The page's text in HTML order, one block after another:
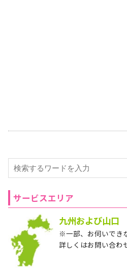
サービスエリア
九州および山口
※一部、お伺いでき
詳しくはお問い合わ